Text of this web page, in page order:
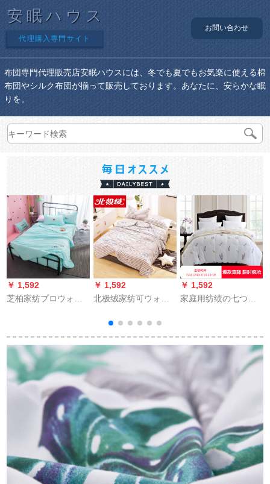
安眠ハウス
代理購入専門サイト
お問い合わせ
布団専門代理販売店安眠ハウスには、冬でも夏でもお気楽に使える棉
布団やシルク布団が揃って販売しております。あなたに、安らかな眠
りを。
￥ 1,592
芝柏家纺プロウォー
ています。夏の温度
調節にかけます。布
団芯夢幻藍70*100
cm色花型ランダでご
ざいます。
￥ 1,592
北极绒家纺可ウォー
は厚い保温绵に温度
调节されて挂けけま
す。夏はダブル夏凉
に夏の薄い挂けけけ
けられます。布団は
芯冬にシゲル学生年
齢に挂けられます。
×230 cm适合1.8メ-ト
ルベッド
￥ 1,592
家庭用纺绩の七つ穴
です。芯の快适なラ
フーです。ラベルダ
ーの白の1.5メ-トルの
ベッドを引きます。